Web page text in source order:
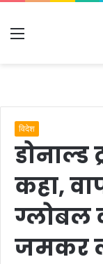
Menu
विदेश
डोनाल्ड
कहा,
ग्लोबल
जमकर